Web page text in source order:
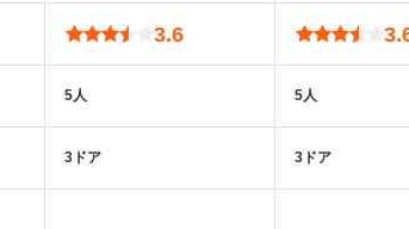
3.6
5人
3ドア
5人
3ドア